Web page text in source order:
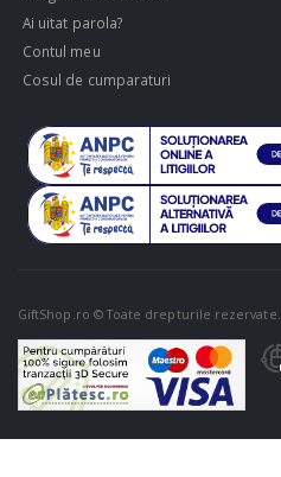
Ai uitat parola?
Contul meu
Cosul de cumparaturi
GiftShop.ro © Toate drepturile rezervate.